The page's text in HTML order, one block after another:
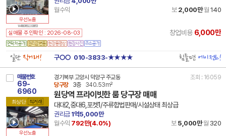
우선노출
14 41190 7852 230816 101
월수익
보 2,000만 월 140
실매물 주인확인 : 2026-08-03 창업비용 6,000만
일단직거래! 구○○ 010-3833-★★★★ 힘들면에이전트!
매물번호
69-
6960
최상단 직거래
우선노출
경기북부 고양시 덕양구 주교동
조회 : 16059
당구장
3층 340.53m²
원당역 프라이빗한 룸 당구장 매매
대대2,중대6,포켓1/주류합법판매/시설상태 최상급
권리금1억5,000만
월수익 792만(4.0%) 보 5,000만 월 320